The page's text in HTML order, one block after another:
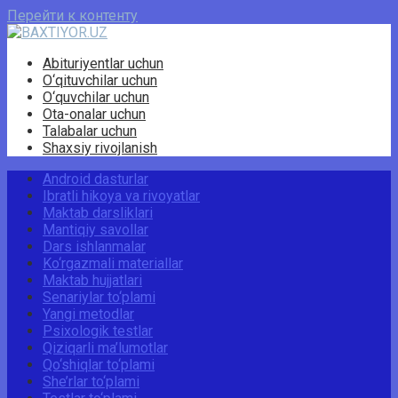
Перейти к контенту
Abituriyentlar uchun
O‘qituvchilar uchun
O‘quvchilar uchun
Ota-onalar uchun
Talabalar uchun
Shaxsiy rivojlanish
Android dasturlar
Ibratli hikoya va rivoyatlar
Maktab darsliklari
Mantiqiy savollar
Dars ishlanmalar
Ko‘rgazmali materiallar
Maktab hujjatlari
Senariylar to‘plami
Yangi metodlar
Psixologik testlar
Qiziqarli ma’lumotlar
Qo‘shiqlar to‘plami
She’rlar to‘plami